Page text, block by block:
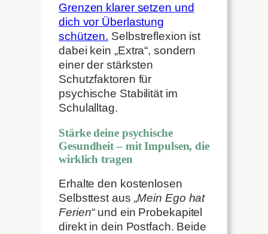
Grenzen klarer setzen und
dich vor Überlastung
schützen. Selbstreflexion ist
dabei kein „Extra“, sondern
einer der stärksten
Schutzfaktoren für
psychische Stabilität im
Schulalltag.
Stärke deine psychische
Gesundheit – mit Impulsen, die
wirklich tragen
Erhalte den kostenlosen
Selbsttest aus „Mein Ego hat
Ferien“und ein Probekapitel
direkt in dein Postfach. Beide